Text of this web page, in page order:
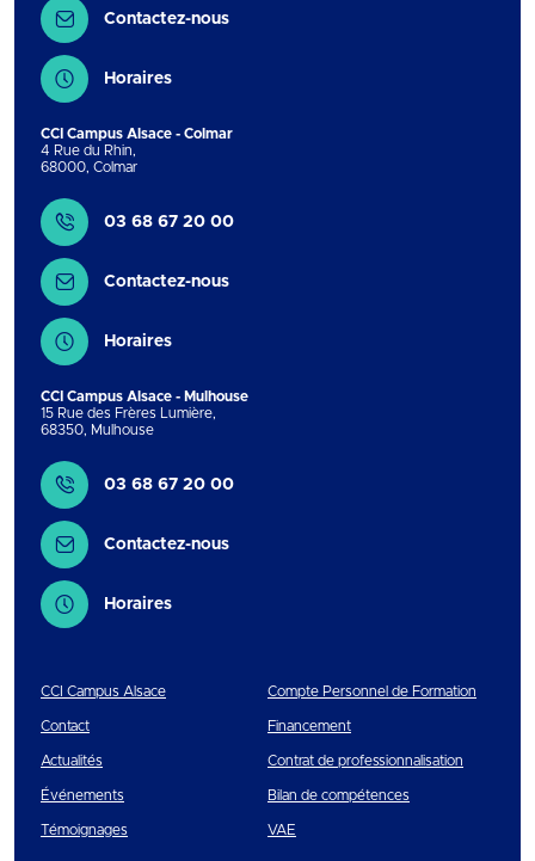
Contactez-nous
Horaires
CCI Campus Alsace - Colmar
4 Rue du Rhin,
68000, Colmar
Contact
03 68 67 20 00
Contactez-nous
Horaires
CCI Campus Alsace - Mulhouse
15 Rue des Frères Lumière,
68350, Mulhouse
Contact
03 68 67 20 00
Contactez-nous
Horaires
CCI Campus Alsace
Contact
Actualités
Événements
Témoignages
Compte Personnel de Formation
Financement
Contrat de professionnalisation
Bilan de compétences
VAE